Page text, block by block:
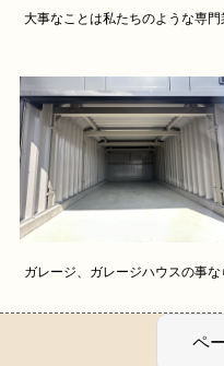
大事なことは私たちのような専門
ガレージ、ガレージハウスの事